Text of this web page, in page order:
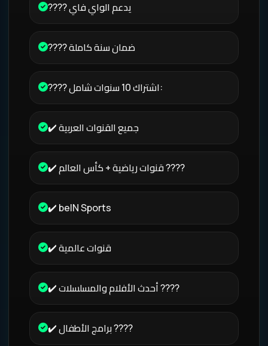
???? يدعم الواي فاي
???? ضمان سنة كاملة
???? اشتراك 10 سنوات شامل:
✔️ جميع القنوات العربية
✔️ قنوات رياضية + كأس العالم ????
✔️ beIN Sports
✔️ قنوات عالمية
✔️ أحدث الأفلام والمسلسلات ????
✔️ برامج الأطفال ????